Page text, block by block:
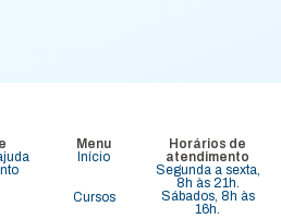
Menu
Início
Cursos
Horários de
atendimento
Segunda a sexta,
8h às 21h.
Sábados, 8h às
16h.